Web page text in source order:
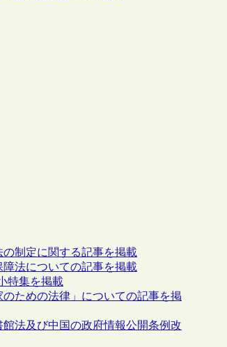
制定に関する記事を掲載
法についての記事を掲載
特集を掲載
ための法律」についての記事を掲
法及び中国の政府情報公開条例改